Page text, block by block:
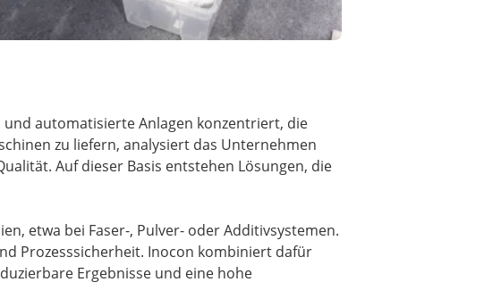
automatisierte Anlagen konzentriert, die
zu liefern, analysiert das Unternehmen
Auf dieser Basis entstehen Lösungen, die
etwa bei Faser-, Pulver- oder Additivsystemen.
Prozesssicherheit. Inocon kombiniert dafür
Ergebnisse und eine hohe